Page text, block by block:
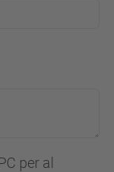
per al